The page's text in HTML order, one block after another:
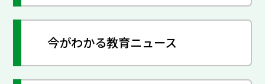
今がわかる教育ニュース